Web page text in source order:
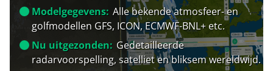
Modelgegevens: Alle bekende atmosfeer- en
golfmodellen GFS, ICON, ECMWF-BNL+ etc.
Nu uitgezonden: Gedetailleerde
radarvoorspelling, satelliet en bliksem wereldwijd.